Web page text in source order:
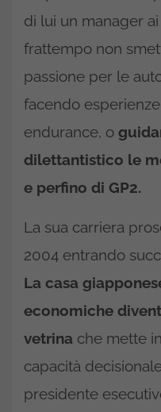
di lui un manager
frattempo non
passione per le
facendo
endurance, o
dilettantistico le
e perfino di GP2.
La sua carriera
2004 entrando
La casa
economiche
vetrina che mette
capacità
presidente